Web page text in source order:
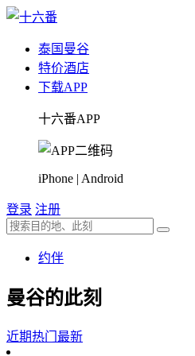
泰国 曼谷
特价酒店
下载APP
十六番APP
iPhone | Android
登录 注册
约伴
曼谷的此刻
近期热门 最新